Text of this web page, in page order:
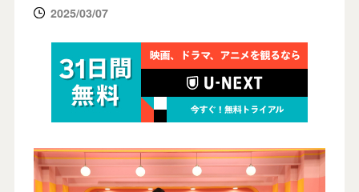
2025/03/07